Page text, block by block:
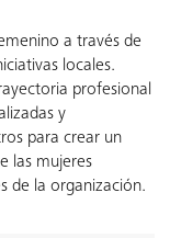
a través de
locales.
profesional
y
para crear un
las mujeres
de la organización.